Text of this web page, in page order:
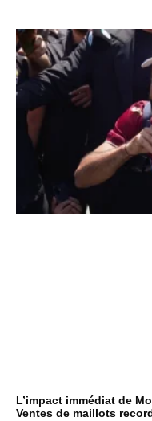
L’impact immédiat de
Ventes de maillots